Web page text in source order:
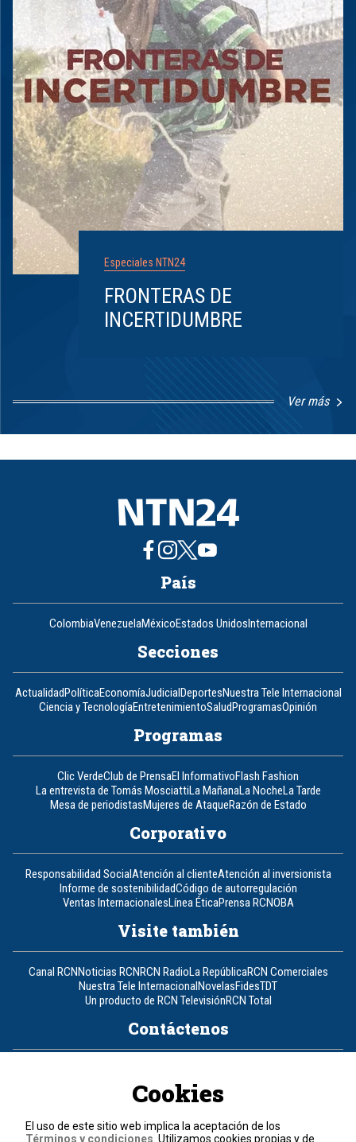
Especiales NTN24
FRONTERAS DE
INCERTIDUMBRE
Ver más
1
8
País
ColombiaVenezuelaMéxicoEstados UnidosInternacional
Secciones
ActualidadPolíticaEconomíaJudicialDeportesNuestra Tele Internacional
Ciencia y TecnologíaEntretenimientoSaludProgramasOpinión
Programas
Clic VerdeClub de PrensaEl InformativoFlash Fashion
La entrevista de Tomás MosciattiLa MañanaLa NocheLa Tarde
Mesa de periodistasMujeres de AtaqueRazón de Estado
Corporativo
Responsabilidad SocialAtención al clienteAtención al inversionista
Informe de sostenibilidadCódigo de autorregulación
Ventas InternacionalesLínea ÉticaPrensa RCNOBA
Visite también
Canal RCNNoticias RCNRCN RadioLa RepúblicaRCN Comerciales
Nuestra Tele InternacionalNovelasFidesTDT
Un producto de RCN TelevisiónRCN Total
Contáctenos
Política de cookies
Términos y condiciones
Cookies
El uso de este sitio web implica la aceptación de los
Términos y condiciones . Utilizamos cookies propias y de